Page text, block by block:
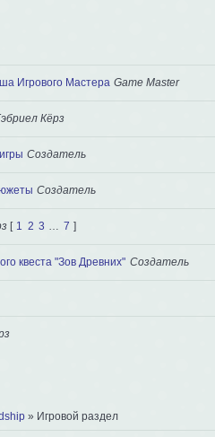
Игрового Мастера Game Master
Кёрз
Создатель
Создатель
[ 1 2 3 7 ]
квеста "Зов Древних" Создатель
» Игровой раздел